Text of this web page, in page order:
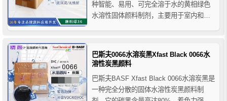
种智能、易用、可完全溶于水的黄相绿色
水溶性固体颜料制剂，主要用于室内和室
的着色，巴斯夫9360绿环保水溶性颜料符
合欧洲主要生态环保标签，可对您的生产
巴斯夫0066水溶炭黑Xfast Black 0066水
溶性炭黑颜料
巴斯夫BASF Xfast Black 0066水溶炭黑是
一种完全分散的固体水溶性炭黑颜料制